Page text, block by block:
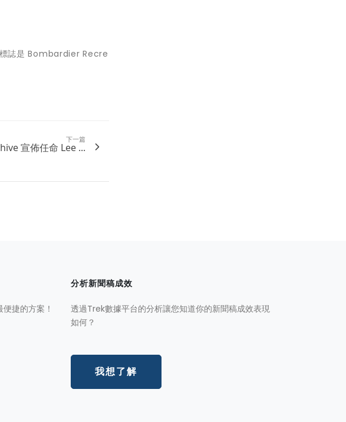
誌是 Bombardier Recre
下一篇
宣佈任命 Lee ...
捷的方案！
分析新聞稿成效
透過Trek數據平台的分析讓您知道你的新聞稿成效表現
如何？
我想了解